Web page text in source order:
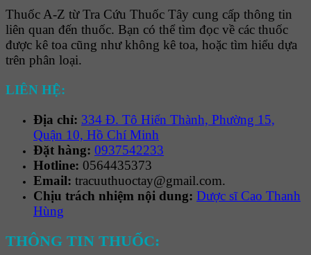
Thuốc A-Z từ Tra Cứu Thuốc Tây cung cấp thông tin
liên quan đến thuốc. Bạn có thể tìm đọc về các thuốc
được kê toa cũng như không kê toa, hoặc tìm hiểu dựa
trên phân loại.
LIÊN HỆ:
Địa chỉ: 334 Đ. Tô Hiến Thành, Phường 15,
Quận 10, Hồ Chí Minh
Đặt hàng: 0937542233
Hotline: 0564435373
Email: tracuuthuoctay@gmail.com.
Chịu trách nhiệm nội dung: Dược sĩ Cao Thanh
Hùng
THÔNG TIN THUỐC: